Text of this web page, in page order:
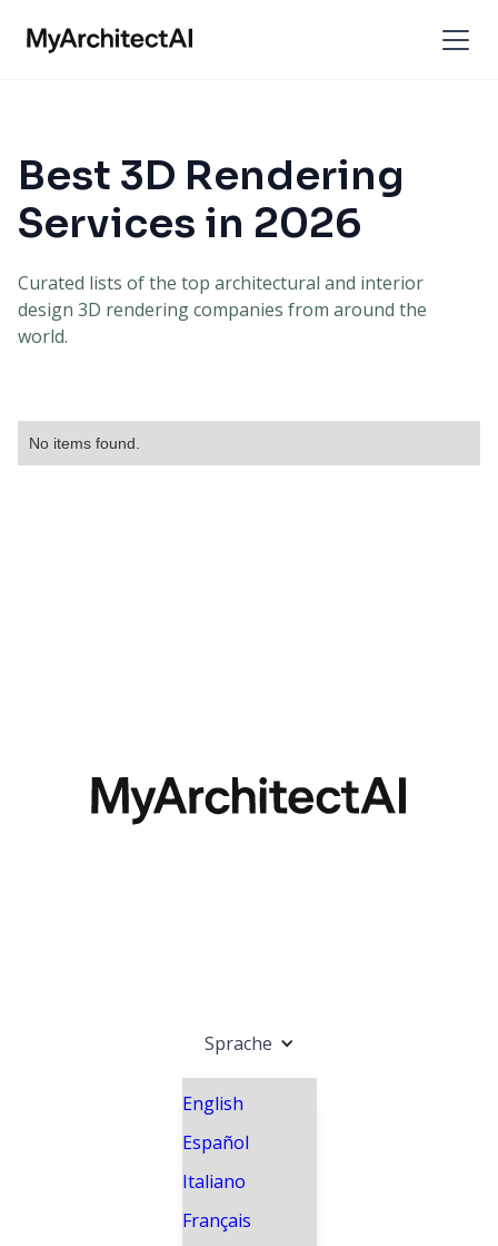
Best 3D Rendering
Services in 2026
Curated lists of the top architectural and interior
design 3D rendering companies from around the
world.
No items found.
Sprache
English
Español
Italiano
Français